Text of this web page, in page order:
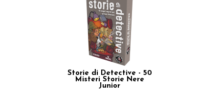
Storie di Detective - 50
Misteri Storie Nere
Junior